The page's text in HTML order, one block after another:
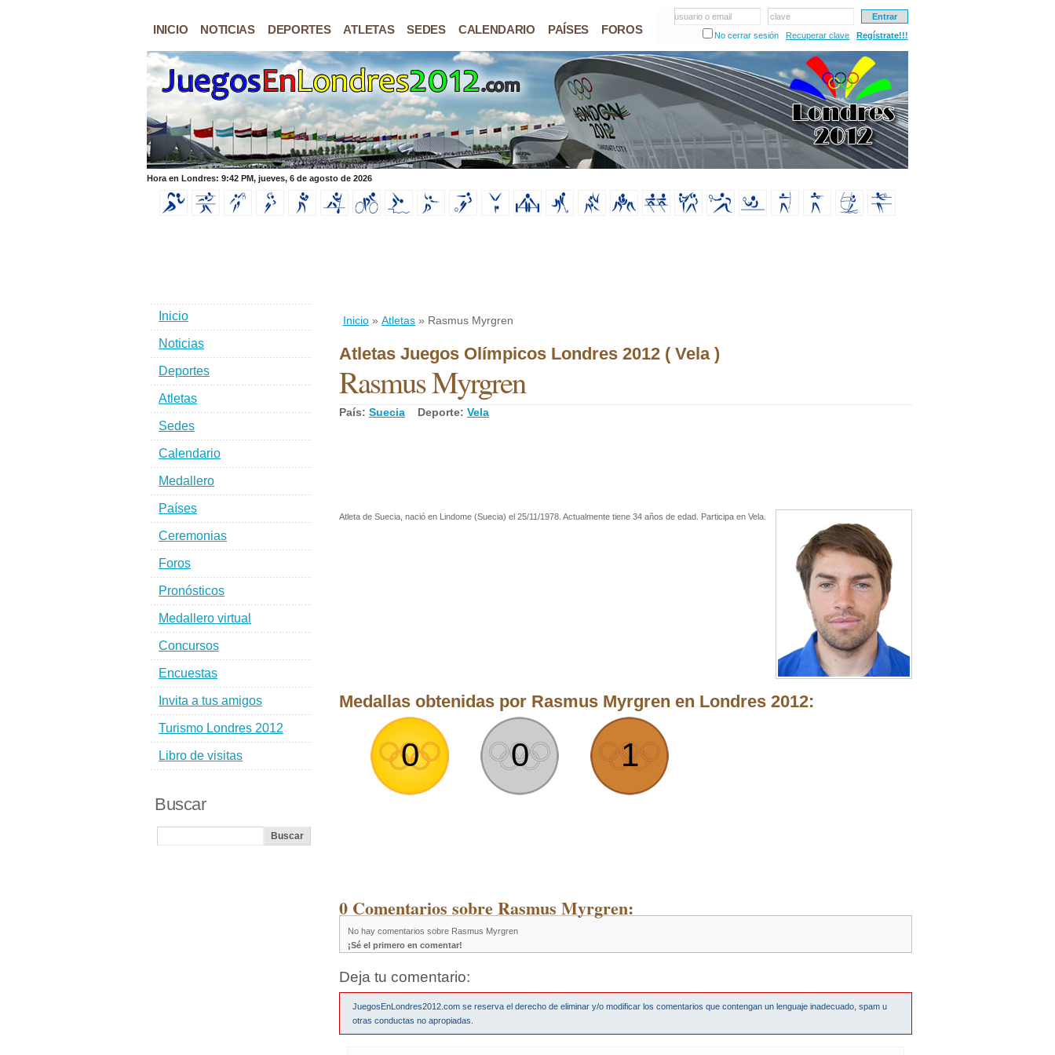
INICIO NOTICIAS DEPORTES ATLETAS SEDES CALENDARIO PAÍSES FOROS
usuario o email
clave
No cerrar sesión
Recuperar clave Regístrate!!!
Hora en Londres: 9:42 PM, jueves, 6 de agosto de 2026
Inicio » Atletas » Rasmus Myrgren
Atletas Juegos Olímpicos Londres 2012 ( Vela )
Rasmus Myrgren
País: Suecia Deporte: Vela
Atleta de Suecia, nació en Lindome (Suecia) el 25/11/1978. Actualmente tiene 34 años de edad. Participa en Vela.
Medallas obtenidas por Rasmus Myrgren en Londres 2012:
0 0 1
0 Comentarios sobre Rasmus Myrgren:
No hay comentarios sobre Rasmus Myrgren
¡Sé el primero en comentar!
Deja tu comentario:
JuegosEnLondres2012.com se reserva el derecho de eliminar y/o modificar los comentarios que contengan un lenguaje inadecuado, spam u
otras conductas no apropiadas.
Inicio
Noticias
Deportes
Atletas
Sedes
Calendario
Medallero
Países
Ceremonias
Foros
Pronósticos
Medallero virtual
Concursos
Encuestas
Invita a tus amigos
Turismo Londres 2012
Libro de visitas
Buscar